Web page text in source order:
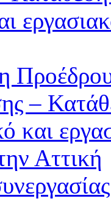
–
και
Αττική